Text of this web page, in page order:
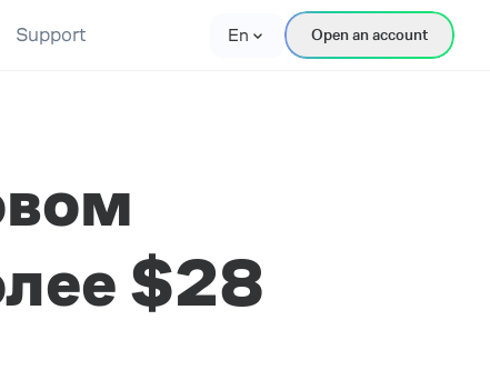
Support En Open an account
$28